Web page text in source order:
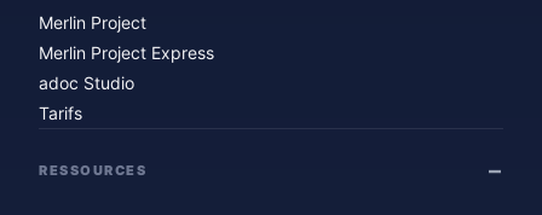
Merlin Project
Merlin Project Express
adoc Studio
Tarifs
RESSOURCES